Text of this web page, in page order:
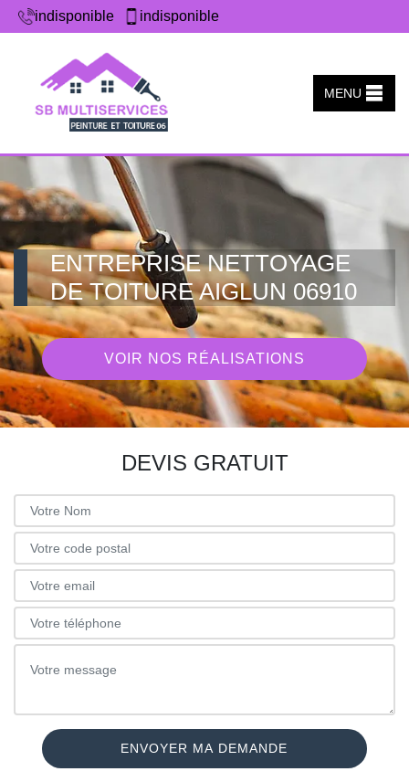
indisponible indisponible
MENU
ENTREPRISE NETTOYAGE
DE TOITURE AIGLUN 06910
VOIR NOS RÉALISATIONS
DEVIS GRATUIT